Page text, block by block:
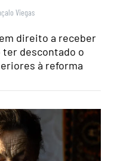
Viegas
direito a receber
ter descontado o
à reforma